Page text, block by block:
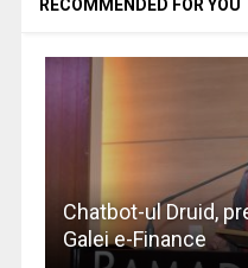
RECOMMENDED FOR YOU
Chatbot-ul Druid,
Galei e-Finance